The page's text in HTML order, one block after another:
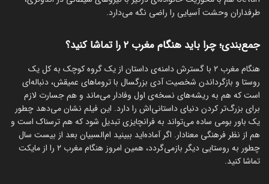
طرفداران وحشت آسیایی را راضی نگه می‌دارد.
جمع‌بندی؛ چرا باید هنگام مغرب ۲ را تماشا کنید؟
هنگام مغرب ۲ با گسترش دامنه‌ی داستان از یک گروه کوچک به کل یک
روستا و بازگرداندن شخصیت آدی بزرگسال با تروماهای عمیقش، دنباله‌ای
است که هم به ریشه‌های نسخه‌ی اول وفادار می‌ماند و هم جسارت لازم
برای بزرگ‌تر کردن دنیای داستانی‌اش را دارد. این فیلم نشان می‌دهد چطور
یک باور بومی ساده می‌تواند به فرانچایزی تبدیل شود که هم ترسناک است و
هم از نظر فرهنگی معنادار. اگر آماده‌اید ببینید ام‌السبیان بعد از بیست سال
چطور به روستایی دیگر بازمی‌گردد، همین امروز هنگام مغرب ۲ را از مایکت
تماشا کنید.